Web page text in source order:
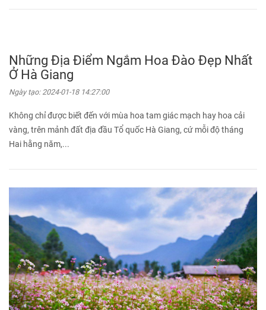
Những Địa Điểm Ngắm Hoa Đào Đẹp Nhất
Ở Hà Giang
Ngày tạo: 2024-01-18 14:27:00
Không chỉ được biết đến với mùa hoa tam giác mạch hay hoa cải
vàng, trên mảnh đất địa đầu Tổ quốc Hà Giang, cứ mỗi độ tháng
Hai hằng năm,...